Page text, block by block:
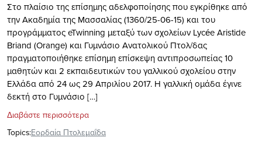
Στο πλαίσιο της επίσημης αδελφοποίησης που εγκρίθηκε από
την Ακαδημία της Μασσαλίας (1360/25-06-15) και του
προγράμματος eTwinning μεταξύ των σχολείων Lycée Aristide
Briand (Orange) και Γυμνάσιο Ανατολικού Πτολ/δας
πραγματοποιήθηκε επίσημη επίσκεψη αντιπροσωπείας 10
μαθητών και 2 εκπαιδευτικών του γαλλικού σχολείου στην
Ελλάδα από 24 ως 29 Απριλίου 2017. Η γαλλική ομάδα έγινε
δεκτή στο Γυμνάσιο […]
Διαβάστε περισσότερα
Topics:Εορδαία Πτολεμαΐδα